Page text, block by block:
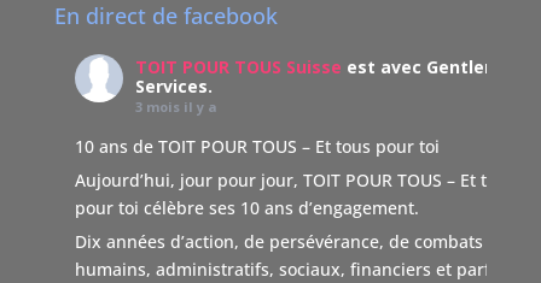
En direct de facebook
TOIT POUR TOUS Suisse est avec Gentleman
Services.
3 mois il y a
10 ans de TOIT POUR TOUS – Et tous pour toi
Aujourd’hui, jour pour jour, TOIT POUR TOUS – Et tous
pour toi célèbre ses 10 ans d’engagement.
Dix années d’action, de persévérance, de combats
humains, administratifs, sociaux, financiers et parfois